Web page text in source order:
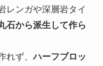
レンガや深層岩タイ
石から派生して作ら
れず、ハーフブロッ